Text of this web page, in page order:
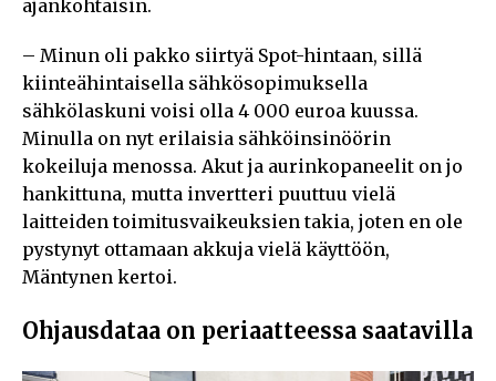
ajankohtaisin.
– Minun oli pakko siirtyä Spot-hintaan, sillä
kiinteähintaisella sähkösopimuksella
sähkölaskuni voisi olla 4 000 euroa kuussa.
Minulla on nyt erilaisia sähköinsinöörin
kokeiluja menossa. Akut ja aurinkopaneelit on jo
hankittuna, mutta invertteri puuttuu vielä
laitteiden toimitusvaikeuksien takia, joten en ole
pystynyt ottamaan akkuja vielä käyttöön,
Mäntynen kertoi.
Ohjausdataa on periaatteessa saatavilla